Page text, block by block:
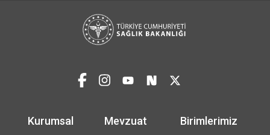
Kurumsal Mevzuat Birimlerimiz